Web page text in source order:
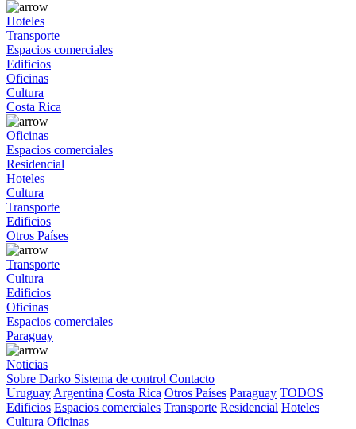
Hoteles
Transporte
Espacios comerciales
Edificios
Oficinas
Cultura
Costa Rica
Oficinas
Espacios comerciales
Residencial
Hoteles
Cultura
Transporte
Edificios
Otros Países
Transporte
Cultura
Edificios
Oficinas
Espacios comerciales
Paraguay
Noticias
Sobre Darko Sistema de control Contacto
Uruguay Argentina Costa Rica Otros Países Paraguay TODOS
Edificios Espacios comerciales Transporte Residencial Hoteles
Cultura Oficinas